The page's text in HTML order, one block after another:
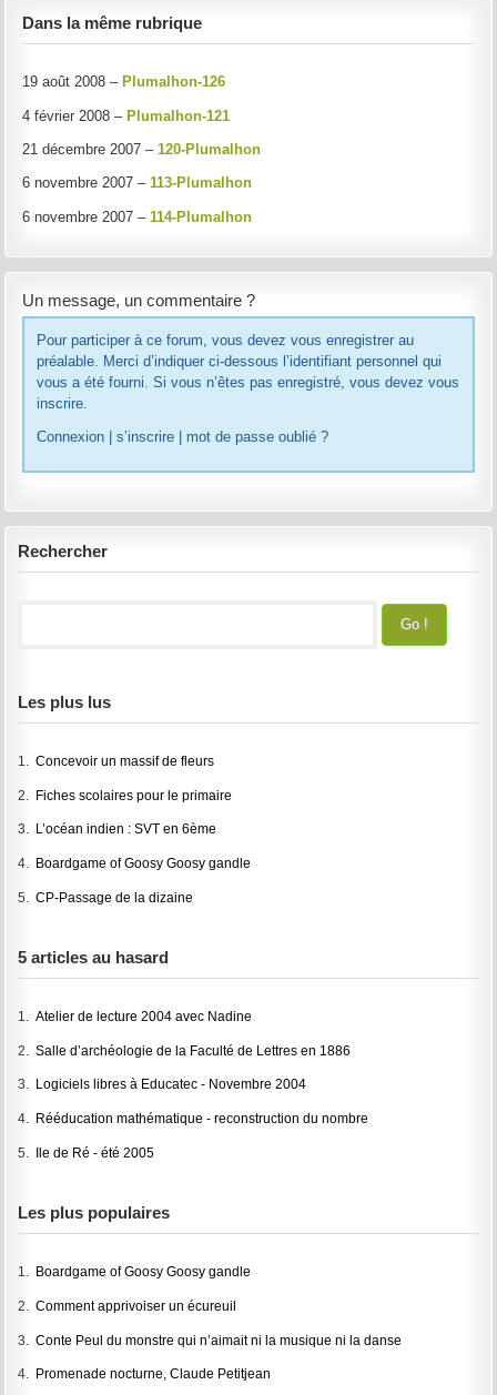
Dans la même rubrique
19 août 2008 – Plumalhon-126
4 février 2008 –Plumalhon-121
21 décembre 2007 – 120-Plumalhon
6 novembre 2007 –113-Plumalhon
6 novembre 2007 – 114-Plumalhon
Un message, un commentaire ?
Pour participer à ce forum, vous devez vous enregistrer au
préalable. Merci d’indiquer ci-dessous l’identifiant personnel qui
vous a été fourni. Si vous n’êtes pas enregistré, vous devez vous
inscrire.
Connexion
s’inscrire mot de passe oublié ?
Rechercher
Les plus lus
1.Concevoir un massif de fleurs
2. Fiches scolaires pour le primaire
3. L’océan indien : SVT en 6ème
4. Boardgame of Goosy Goosy gandle
5.CP-Passage de la dizaine
5 articles au hasard
1.Atelier de lecture 2004 avec Nadine
2.Salle d’archéologie de la Faculté de Lettres en 1886
3. Logiciels libres à Educatec - Novembre 2004
4. Rééducation mathématique - reconstruction du nombre
5. Ile de Ré - été 2005
Les plus populaires
1. Boardgame of Goosy Goosy gandle
2.Comment apprivoiser un écureuil
3.Conte Peul du monstre qui n’aimait ni la musique ni la danse
4. Promenade nocturne, Claude Petitjean